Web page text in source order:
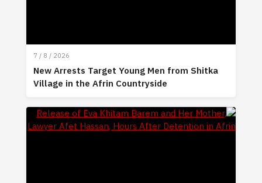
7 / 8 / 2026
New Arrests Target Young Men from Shitka
Village in the Afrin Countryside